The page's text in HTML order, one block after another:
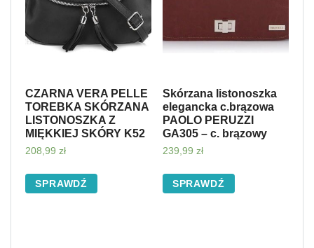
CZARNA VERA PELLE
TOREBKA SKÓRZANA
LISTONOSZKA Z
MIĘKKIEJ SKÓRY K52
208,99 zł
SPRAWDŹ
Skórzana listonoszka
elegancka c.brązowa
PAOLO PERUZZI
GA305 – c. brązowy
239,99 zł
SPRAWDŹ